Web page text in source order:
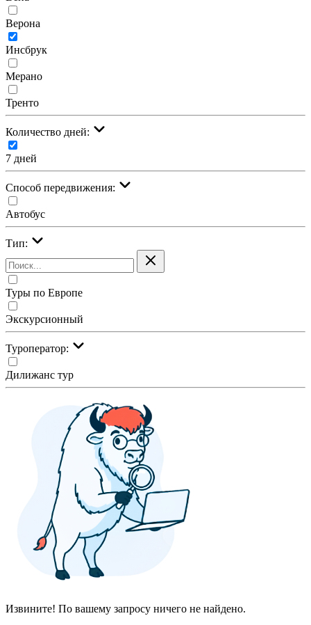
Верона
Инсбрук
Мерано
Тренто
Количество дней:
7 дней
Cпособ передвижения:
Автобус
Тип:
Туры по Европе
Экскурсионный
Туроператор:
Дилижанс тур
Извините! По вашему запросу ничего не найдено.